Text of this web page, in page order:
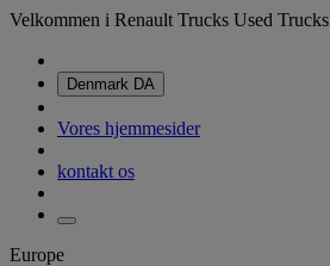
Velkommen i Renault Trucks Used Trucks
Denmark DA
Vores hjemmesider
kontakt os
Europe